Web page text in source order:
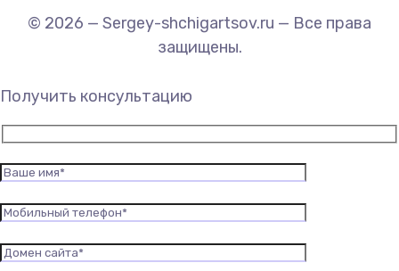
© 2026 — Sergey-shchigartsov.ru — Все права
защищены.
Получить консультацию